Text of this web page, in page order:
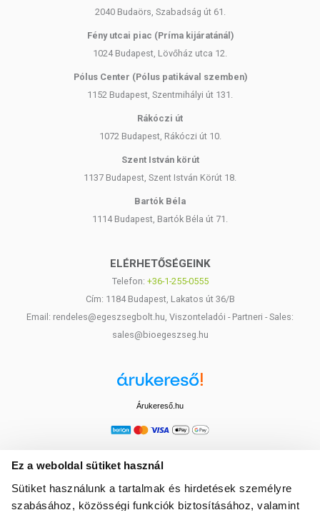
Ez a weboldal sütiket használ
Sütiket használunk a tartalmak és hirdetések személyre
szabásához, közösségi funkciók biztosításához, valamint
2040 Budaörs, Szabadság út 61.
Fény utcai piac (Príma kijáratánál)
1024 Budapest, Lövőház utca 12.
Pólus Center (Pólus patikával szemben)
1152 Budapest, Szentmihályi út 131.
Rákóczi út
1072 Budapest, Rákóczi út 10.
Szent István körút
1137 Budapest, Szent István Körút 18.
Bartók Béla
1114 Budapest, Bartók Béla út 71.
ELÉRHETŐSÉGEINK
Telefon: +36-1-255-0555
Cím: 1184 Budapest, Lakatos út 36/B
Email: rendeles@egeszsegbolt.hu, Viszonteladói - Partneri - Sales:
sales@bioegeszseg.hu
Árukereső.hu